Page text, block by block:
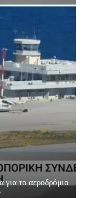
το αεροδρόμιο